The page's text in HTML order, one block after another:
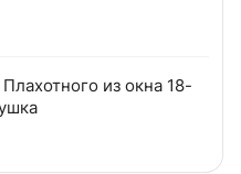
из окна 18-